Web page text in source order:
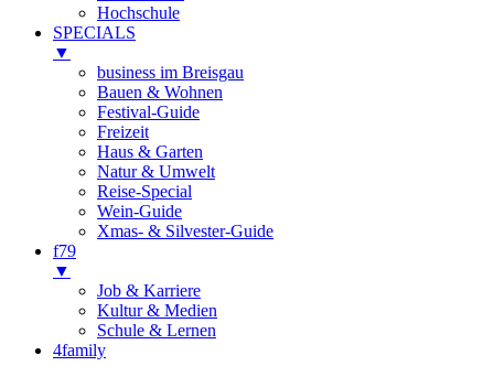
Hochschule
SPECIALS
▼
business im Breisgau
Bauen & Wohnen
Festival-Guide
Freizeit
Haus & Garten
Natur & Umwelt
Reise-Special
Wein-Guide
Xmas- & Silvester-Guide
f79
▼
Job & Karriere
Kultur & Medien
Schule & Lernen
4family